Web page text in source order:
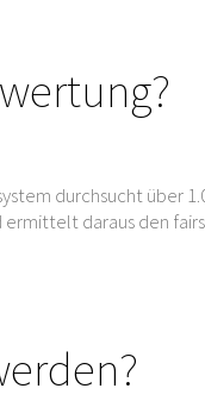
durchsucht über
daraus den